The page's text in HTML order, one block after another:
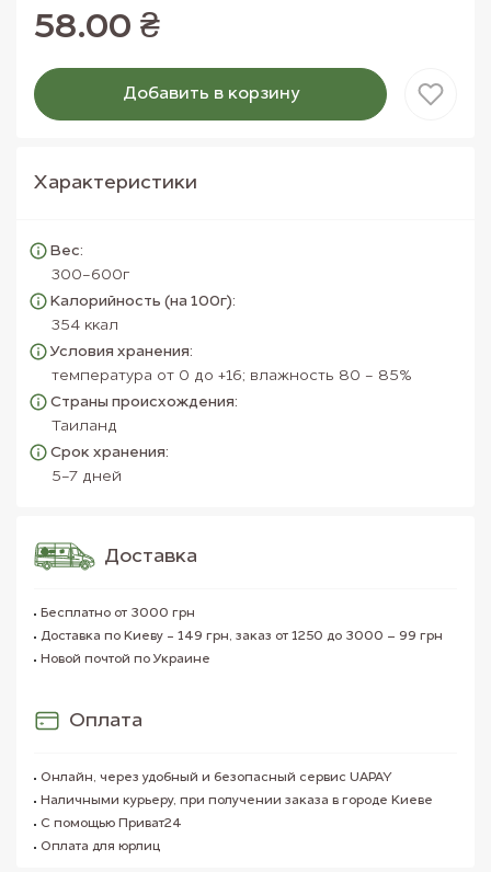
58.00 ₴
Добавить в корзину
Товар добавлен в корзину
Характеристики
Вес:
300-600г
Калорийность (на 100г):
354 ккал
Условия хранения:
температура от 0 до +16; влажность 80 - 85%
Страны происхождения:
Таиланд
Срок хранения:
5-7 дней
Доставка
Бесплатно от 3000 грн
Доставка по Киеву - 149 грн, заказ от 1250 до 3000 – 99 грн
Новой почтой по Украине
Оплата
Онлайн, через удобный и безопасный сервис UAPAY
Наличными курьеру, при получении заказа в городе Киеве
С помощью Приват24
Оплата для юрлиц